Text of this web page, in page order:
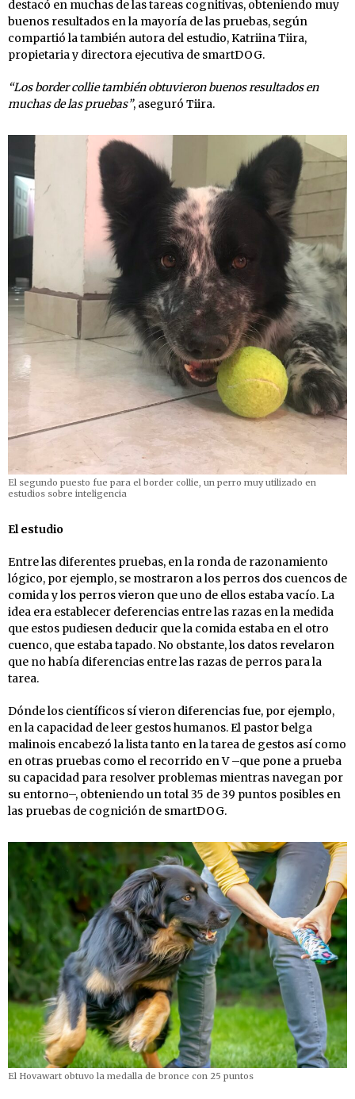
destacó en muchas de las tareas cognitivas, obteniendo muy
buenos resultados en la mayoría de las pruebas, según
compartió la también autora del estudio, Katriina Tiira,
propietaria y directora ejecutiva de smartDOG.
“Los border collie también obtuvieron buenos resultados en
muchas de las pruebas”, aseguró Tiira.
El segundo puesto fue para el border collie, un perro muy utilizado en
estudios sobre inteligencia
El estudio
Entre las diferentes pruebas, en la ronda de razonamiento
lógico, por ejemplo, se mostraron a los perros dos cuencos de
comida y los perros vieron que uno de ellos estaba vacío. La
idea era establecer deferencias entre las razas en la medida
que estos pudiesen deducir que la comida estaba en el otro
cuenco, que estaba tapado. No obstante, los datos revelaron
que no había diferencias entre las razas de perros para la
tarea.
Dónde los científicos sí vieron diferencias fue, por ejemplo,
en la capacidad de leer gestos humanos. El pastor belga
malinois encabezó la lista tanto en la tarea de gestos así como
en otras pruebas como el recorrido en V –que pone a prueba
su capacidad para resolver problemas mientras navegan por
su entorno–, obteniendo un total 35 de 39 puntos posibles en
las pruebas de cognición de smartDOG.
El Hovawart obtuvo la medalla de bronce con 25 puntos